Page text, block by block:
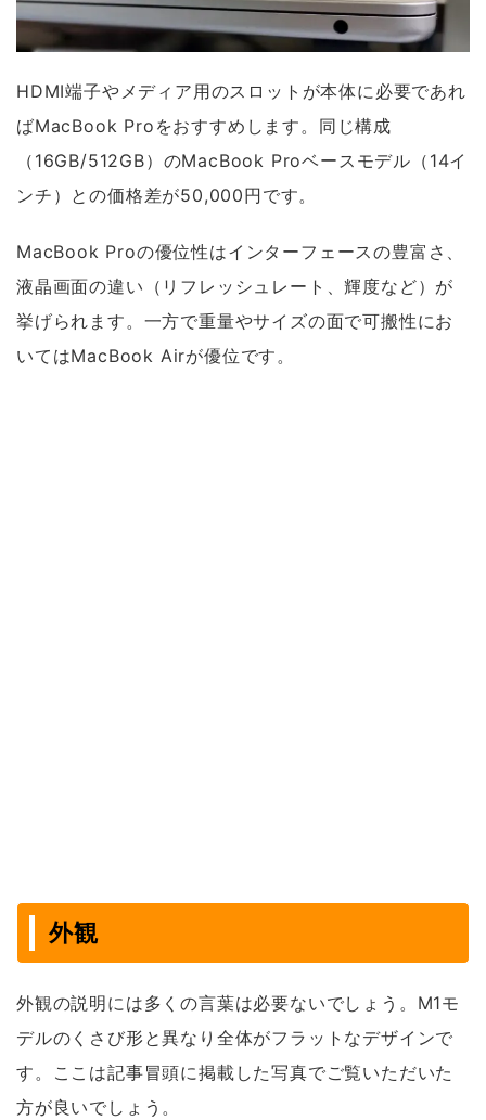
HDMI端子やメディア用のスロットが本体に必要であれ
ばMacBook Proをおすすめします。同じ構成
（16GB/512GB）のMacBook Proベースモデル（14イ
ンチ）との価格差が50,000円です。
MacBook Proの優位性はインターフェースの豊富さ、
液晶画面の違い（リフレッシュレート、輝度など）が
挙げられます。一方で重量やサイズの面で可搬性にお
いてはMacBook Airが優位です。
外観
外観の説明には多くの言葉は必要ないでしょう。M1モ
デルのくさび形と異なり全体がフラットなデザインで
す。ここは記事冒頭に掲載した写真でご覧いただいた
方が良いでしょう。